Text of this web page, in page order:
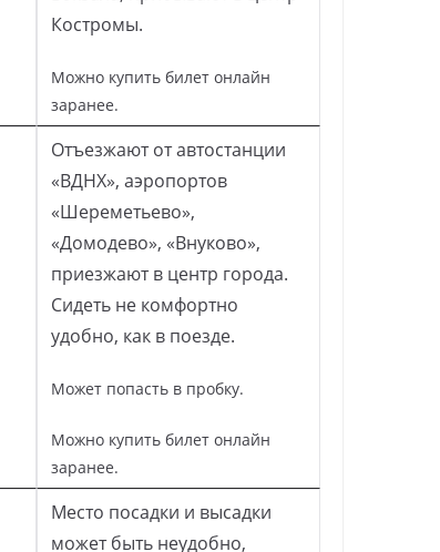
Костромы.
Можно купить билет онлайн
заранее.
Отъезжают от автостанции
«ВДНХ», аэропортов
«Шереметьево»,
«Домодево», «Внуково»,
приезжают в центр города.
Сидеть не комфортно
удобно, как в поезде.
Может попасть в пробку.
Можно купить билет онлайн
заранее.
Место посадки и высадки
может быть неудобно,